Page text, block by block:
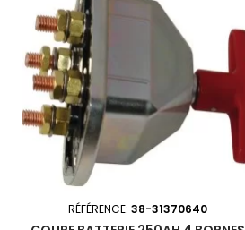
RÉFÉRENCE: 38-31370640